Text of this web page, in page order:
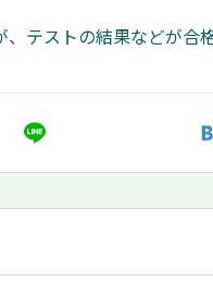
、テストの結果などが合